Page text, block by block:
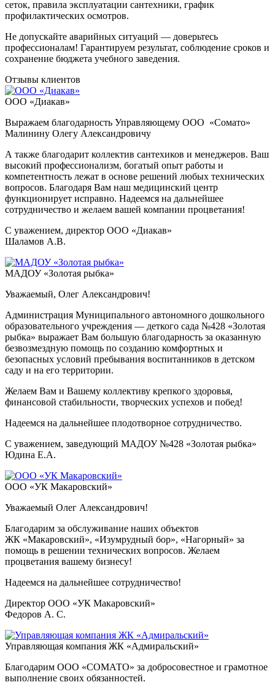
сеток, правила эксплуатации сантехники, график
профилактических осмотров.
Не допускайте аварийных ситуаций — доверьтесь
профессионалам! Гарантируем результат, соблюдение сроков и
сохранение бюджета учебного заведения.
Отзывы клиентов
ООО «Диакав»
Выражаем благодарность Управляющему ООО «Сомато»
Малинину Олегу Александровичу
А также благодарит коллектив сантехиков и менеджеров. Ваш
высокий профессионализм, богатый опыт работы и
компетентность лежат в основе решений любых технических
вопросов. Благодаря Вам наш медицинский центр
функционирует исправно. Надеемся на дальнейшее
сотрудничество и желаем вашей компании процветания!
С уважением, директор ООО «Диакав»
Шаламов А.В.
МАДОУ «Золотая рыбка»
Уважаемый, Олег Александрович!
Администрация Муниципального автономного дошкольного
образовательного учреждения — деткого сада №428 «Золотая
рыбка» выражает Вам большую благодарность за оказанную
безвозмездную помощь по созданию комфортных и
безопасных условий пребывания воспитанников в детском
саду и на его территории.
Желаем Вам и Вашему коллективу крепкого здоровья,
финансовой стабильности, творческих успехов и побед!
Надеемся на дальнейшее плодотворное сотрудничество.
С уважением, заведующий МАДОУ №428 «Золотая рыбка»
Юдина Е.А.
ООО «УК Макаровский»
Уважаемый Олег Александрович!
Благодарим за обслуживание наших объектов
ЖК «Макаровский», «Изумрудный бор», «Нагорный» за
помощь в решении технических вопросов. Желаем
процветания вашему бизнесу!
Надеемся на дальнейшее сотрудничество!
Директор ООО «УК Макаровский»
Федоров А. С.
Управляющая компания ЖК «Адмиральский»
Благодарим ООО «СОМАТО» за добросовестное и грамотное
выполнение своих обязанностей.